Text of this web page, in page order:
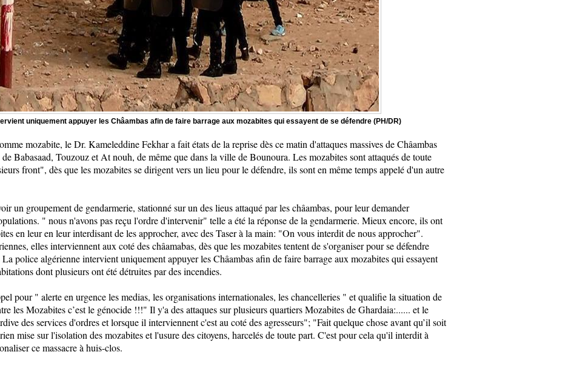
uniquement appuyer les Châambas afin de faire barrage aux mozabites qui essayent de se défendre (PH/DR)
mozabite, le Dr. Kameleddine Fekhar a fait états de la reprise dès ce matin d'attaques massives de Châambas
Babasaad, Touzouz et At nouh, de même que dans la ville de Bounoura. Les mozabites sont attaqués de toute
front", dès que les mozabites se dirigent vers un lieu pour le défendre, ils sont en même temps appelé d'un autre
un groupement de gendarmerie, stationné sur un des lieus attaqué par les châambas, pour leur demander
" nous n'avons pas reçu l'ordre d'intervenir" telle a été la réponse de la gendarmerie. Mieux encore, ils ont
en leur en leur interdisant de les approcher, avec des Taser à la main: "On vous interdit de nous approcher".
elles interviennent aux coté des châamabas, dès que les mozabites tentent de s'organiser pour se défendre
police algérienne intervient uniquement appuyer les Châambas afin de faire barrage aux mozabites qui essayent
dont plusieurs ont été détruites par des incendies.
pour " alerte en urgence les medias, les organisations internationales, les chancelleries " et qualifie la situation de
les Mozabites c’est le génocide !!!" Il y'a des attaques sur plusieurs quartiers Mozabites de Ghardaia:...... et le
des services d'ordres et lorsque il interviennent c'est au coté des agresseurs"; "Fait quelque chose avant qu’il soit
mise sur l'isolation des mozabites et l'usure des citoyens, harcelés de toute part. C'est pour cela qu'il interdit à
ce massacre à huis-clos.